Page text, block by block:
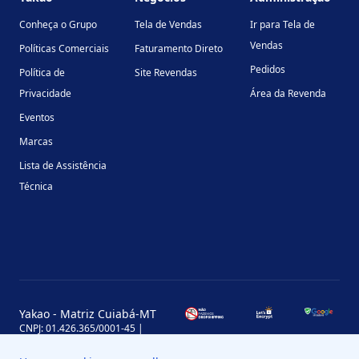
Conheça o Grupo
Políticas Comerciais
Política de
Privacidade
Eventos
Marcas
Lista de Assistência
Técnica
Tela de Vendas
Faturamento Direto
Site Revendas
Ir para Tela de
Vendas
Pedidos
Área da Revenda
Yakao - Matriz Cuiabá-MT
CNPJ: 01.426.365/0001-45 |